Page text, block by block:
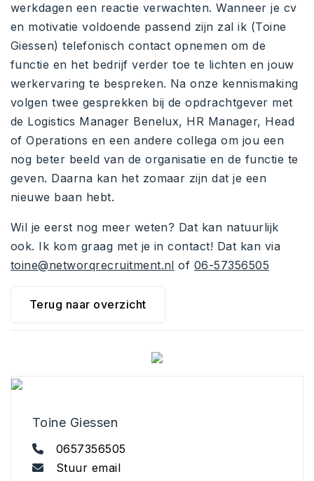
werkdagen een reactie verwachten. Wanneer je cv
en motivatie voldoende passend zijn zal ik (Toine
Giessen) telefonisch contact opnemen om de
functie en het bedrijf verder toe te lichten en jouw
werkervaring te bespreken. Na onze kennismaking
volgen twee gesprekken bij de opdrachtgever met
de Logistics Manager Benelux, HR Manager, Head
of Operations en een andere collega om jou een
nog beter beeld van de organisatie en de functie te
geven. Daarna kan het zomaar zijn dat je een
nieuwe baan hebt.
Wil je eerst nog meer weten? Dat kan natuurlijk
ook. Ik kom graag met je in contact! Dat kan via
toine@networqrecruitment.nl of 06-57356505
Terug naar overzicht
Toine Giessen
0657356505
Stuur email